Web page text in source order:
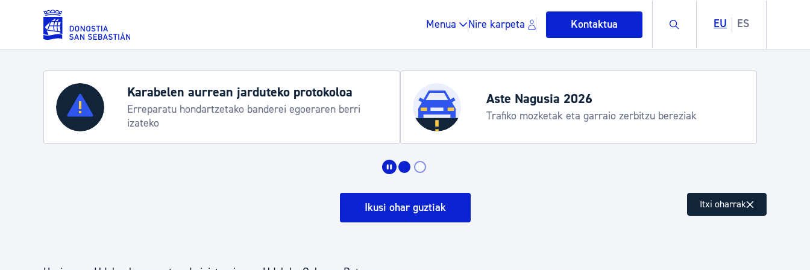
Eduki nagusira joan
Menua Nire karpeta Kontaktua Buscar EU ES
Zerbitzuak
Errolda eta gai pertsonalak
Gune publikoa, hondakinak eta ingurumena
Karabelen aurrean jarduteko protokoloa
Erreparatu hondartzetako banderei egoeraren berri
izateko
Aste Nagusia 2026
Trafiko mozketak eta garraio zerbitzu bereziak
Ikusi ohar guztiak Itxi oharrak